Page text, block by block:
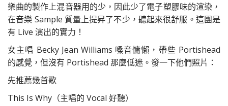
樂曲的製作上混音器用的少，因此少了電子塑膠味的渲染，
在音樂 Sample 質量上提昇了不少，聽起來很舒服。這團是
有 Live 演出的實力！
女主唱 Becky Jean Williams 嗓音慵懶，帶些 Portishead
的感覺，但沒有 Portishead 那麼低迷。發一下他們照片：
先推薦幾首歌
This Is Why（主唱的 Vocal 好聽）